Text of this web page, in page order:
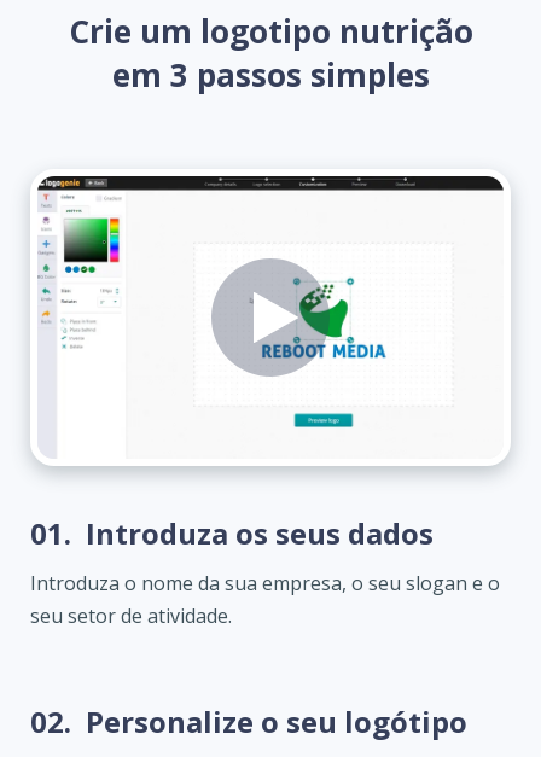
Crie um logotipo nutrição
em 3 passos simples
01. Introduza os seus dados
Introduza o nome da sua empresa, o seu slogan e o
seu setor de atividade.
02. Personalize o seu logótipo